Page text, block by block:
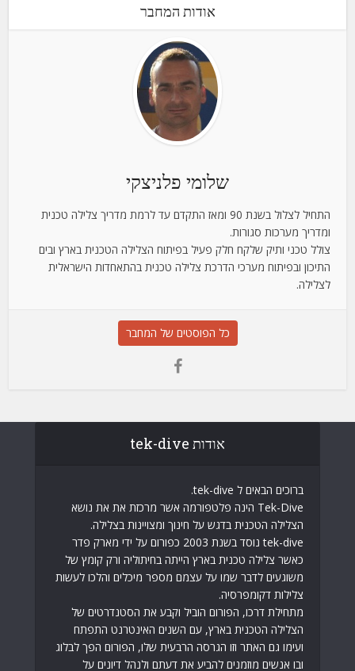
אודות המחבר
שלומי פלניצקי
התחיל לצלול בשנת 90 ומאז התקדם עד לרמת מדריך צלילה טכנית
ומדריך מערכות סגורות.
צולל טכני ותיק שלקח חלק פעיל בפיתוח הצלילה הטכנית בארץ ובים
התיכון ובפיתוח מערכי הדרכת צלילה טכנית בהתאחדות הישראלית
לצלילה.
כל הפוסטים של המחבר
אודות tek-dive
ברוכים הבאים ל tek-dive.
Tek-Dive הינה פלטפורמה אשר מרכזת את את נושא
הצלילה הטכנית בדגש על חינוך ומצויינות בצלילה.
tek-dive נוסד בשנת 2003 כפורום על ידי מארק פדר
כאשר צלילה טכנית בארץ הייתה בחיתוליה ורק קומץ של
משוגעים לדבר שמו על עצמם מספר מיכלים והלכו לעשות
צלילות דקומפרסיה.
מתחילת דרכו, הפורום הוביל וקבע את הסטנדרטים של
הצלילה הטכנית בארץ, עם השנים האינטרנט התפתח
ועימו גם האתר וזו הגרסה הרבעית שלו, הפורום הפך לבלוג
ובו אנשים מוזמנים להביע את דעתם ולנהל דיונים על